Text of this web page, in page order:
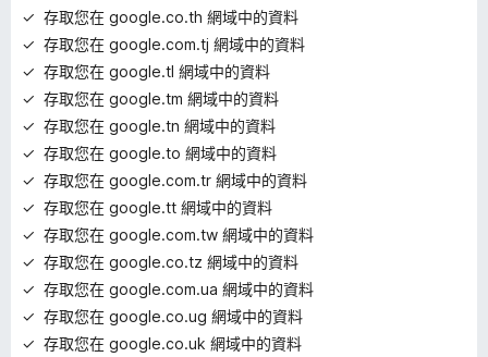
存取您在 google.co.th 網域中的資料
存取您在 google.com.tj 網域中的資料
存取您在 google.tl 網域中的資料
存取您在 google.tm 網域中的資料
存取您在 google.tn 網域中的資料
存取您在 google.to 網域中的資料
存取您在 google.com.tr 網域中的資料
存取您在 google.tt 網域中的資料
存取您在 google.com.tw 網域中的資料
存取您在 google.co.tz 網域中的資料
存取您在 google.com.ua 網域中的資料
存取您在 google.co.ug 網域中的資料
存取您在 google.co.uk 網域中的資料